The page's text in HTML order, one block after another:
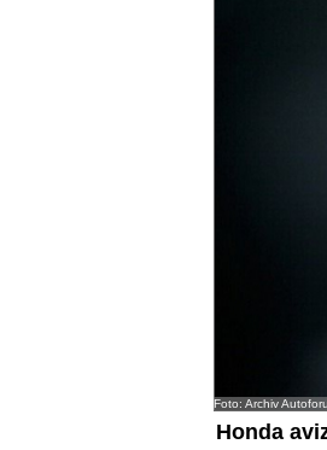
Foto: Archiv
Honda